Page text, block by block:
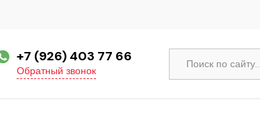
+7 (926) 403 77 66
Обратный звонок